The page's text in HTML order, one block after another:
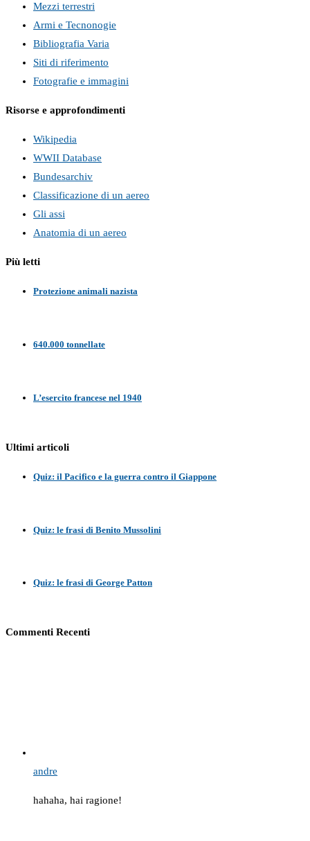
Mezzi terrestri
Armi e Tecnonogie
Bibliografia Varia
Siti di riferimento
Fotografie e immagini
Risorse e approfondimenti
Wikipedia
WWII Database
Bundesarchiv
Classificazione di un aereo
Gli assi
Anatomia di un aereo
Più letti
Protezione animali nazista
640.000 tonnellate
L’esercito francese nel 1940
Ultimi articoli
Quiz: il Pacifico e la guerra contro il Giappone
Quiz: le frasi di Benito Mussolini
Quiz: le frasi di George Patton
Commenti Recenti
andre
hahaha, hai ragione!